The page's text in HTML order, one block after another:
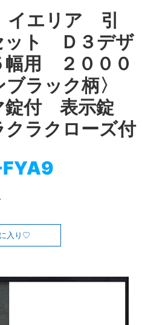
エリア 引
ット Ｄ３デザ
用 ２０００
ラック柄〉
錠付 表示錠
ラクローズ付
入り